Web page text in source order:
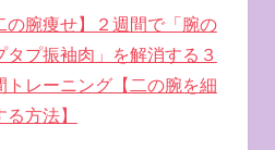
の腕痩せ】２週間で「腕の
タプ振袖肉」を解消する３
トレーニング【二の腕を細
る方法】